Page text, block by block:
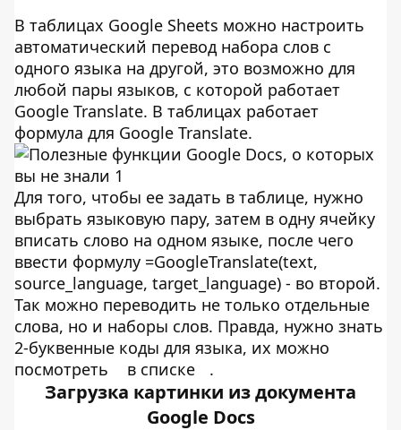
В таблицах Google Sheets можно настроить
автоматический перевод набора слов с
одного языка на другой, это возможно для
любой пары языков, с которой работает
Google Translate. В таблицах работает
формула для Google Translate.
Для того, чтобы ее задать в таблице, нужно
выбрать языковую пару, затем в одну ячейку
вписать слово на одном языке, после чего
ввести формулу =GoogleTranslate(text,
source_language, target_language) - во второй.
Так можно переводить не только отдельные
слова, но и наборы слов. Правда, нужно знать
2-буквенные коды для языка, их можно
посмотреть
в списке .
Загрузка картинки из документа
Google Docs